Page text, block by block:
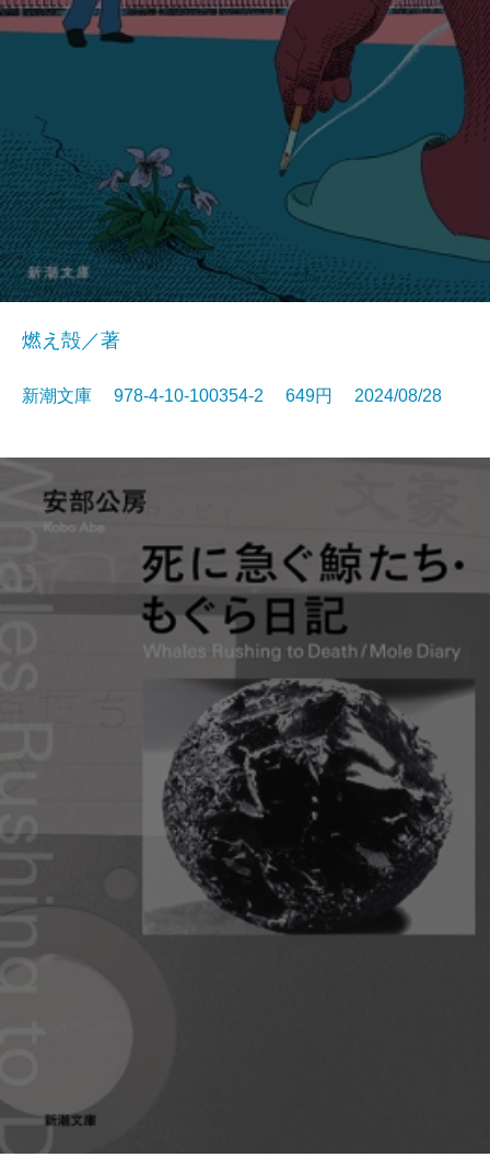
燃え殻／著
新潮文庫 978-4-10-100354-2 649円 2024/08/28